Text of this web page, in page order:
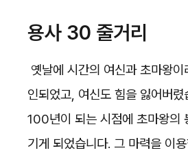
용사 30 줄거리
옛날에 시간의 여신과 초마왕
인되었고, 여신도 힘을 잃어버
100년이 되는 시점에 초마왕의
기게 되었습니다. 그 마력을 이